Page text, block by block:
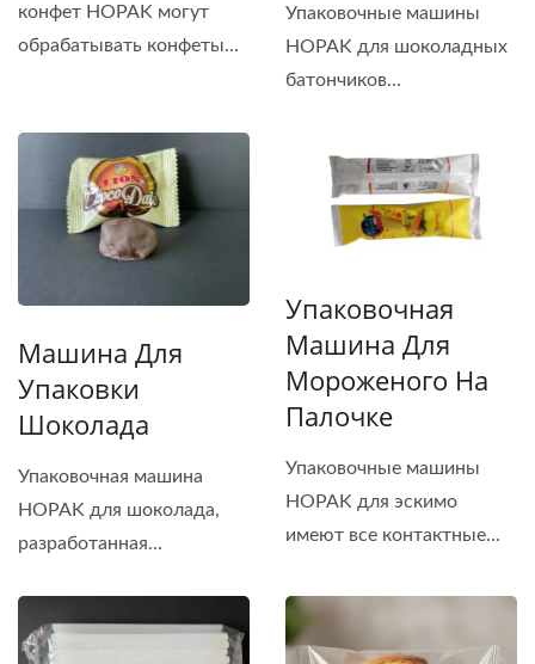
конфет HOPAK могут
обрабатывать конфеты...
Упаковочные машины
HOPAK для шоколадных
батончиков...
Машина Для
Упаковки
Шоколада
Упаковочная машина
HOPAK для шоколада,
разработанная...
Упаковочная
Машина Для
Мороженого На
Палочке
Упаковочные машины
HOPAK для эскимо
имеют все контактные...